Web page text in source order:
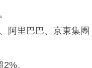
阿里巴巴、京東集團
。